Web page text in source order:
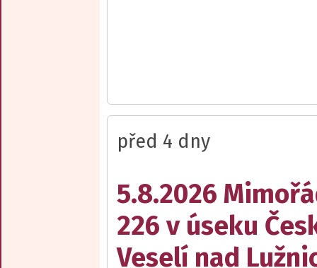
před 4 dny
5.8.2026
226 v úseku
Veselí nad